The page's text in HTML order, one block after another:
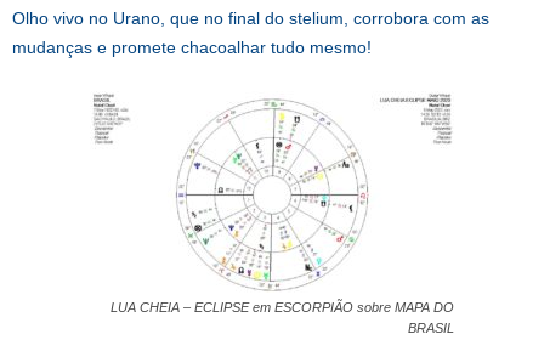
Olho vivo no Urano, que no final do stelium, corrobora com as
mudanças e promete chacoalhar tudo mesmo!
LUA CHEIA – ECLIPSE em ESCORPIÃO sobre MAPA DO
BRASIL